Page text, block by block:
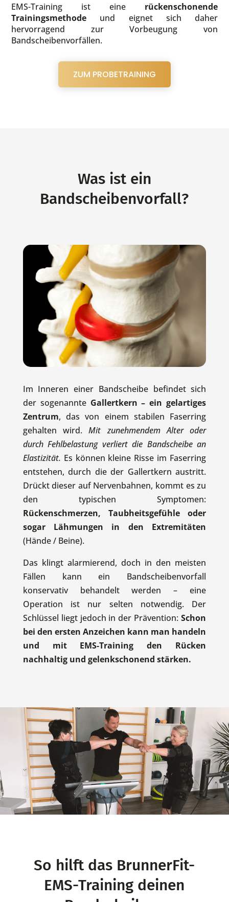
EMS-Training ist eine rückenschonende
Trainingsmethode und eignet sich daher
hervorragend zur Vorbeugung von
Bandscheibenvorfällen.
ZUM PROBETRAINING
Was ist ein
Bandscheibenvorfall?
Im Inneren einer Bandscheibe befindet sich
der sogenannte Gallertkern – ein gelartiges
Zentrum, das von einem stabilen Faserring
gehalten wird.Mit zunehmendem Alter oder
durch Fehlbelastung verliert die Bandscheibe an
Elastizität. Es können kleine Risse im Faserring
entstehen, durch die der Gallertkern austritt.
Drückt dieser auf Nervenbahnen, kommt es zu
den typischen Symptomen:
Rückenschmerzen, Taubheitsgefühle oder
sogar Lähmungen in den Extremitäten
(Hände / Beine).
Das klingt alarmierend, doch in den meisten
Fällen kann ein Bandscheibenvorfall
konservativ behandelt werden – eine
Operation ist nur selten notwendig. Der
Schlüssel liegt jedoch in der Prävention:Schon
bei den ersten Anzeichen kann man handeln
und mit EMS-Training den Rücken
nachhaltig und gelenkschonend stärken.
So hilft das BrunnerFit-
EMS-Training deinen